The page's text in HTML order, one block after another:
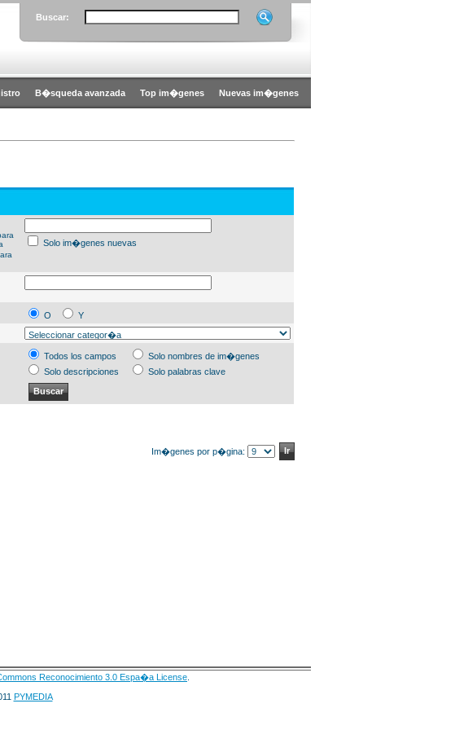
Buscar:
B�squeda avanzada Top im�genes Nuevas im�genes
Solo im�genes nuevas
O
Y
Todos los campos
Solo nombres de im�genes
Solo descripciones
Solo palabras clave
Im�genes por p�gina:
Reconocimiento 3.0 Espa�a License
PYMEDIA